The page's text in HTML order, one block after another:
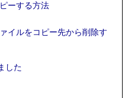
ーする方法
イルをコピー先から削除す
した